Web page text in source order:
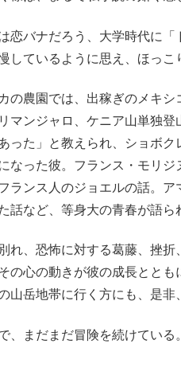
バナだろう、大学時代に「
ているように思え、ほっこ
農園では、出稼ぎのメキシ
マンジャロ、ケニア山単独
った」と教えられ、ショボ
なった彼。フランス・モリ
ランス人のジョエルの話。
など、等身大の青春が語ら
、恐怖に対する葛藤、挫折
心の動きが彼の成長ととも
山岳地帯に行く方にも、是非
まだまだ冒険を続けている